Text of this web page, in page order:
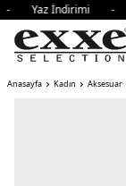
- Yaz
Anasayfa Kadın Aksesuar